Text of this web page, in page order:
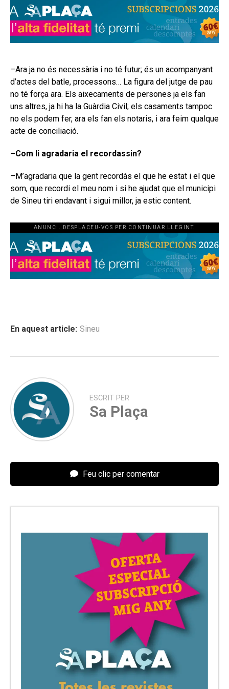
–Ara ja no és necessària i no té futur; és un acompanyant
d’actes del batle, processons… La figura del jutge de pau
no té força ara. Els aixecaments de persones ja els fan
uns altres, ja hi ha la Guàrdia Civil; els casaments tampoc
no els podem fer, ara els fan els notaris, i ara feim qualque
acte de conciliació.
–Com li agradaria el recordassin?
–M’agradaria que la gent recordàs el que he estat i el que
som, que recordi el meu nom i si he ajudat que el municipi
de Sineu tiri endavant i sigui millor, ja estic content.
ANUNCI. DESPLACEU-VOS PER CONTINUAR LLEGINT.
En aquest article: Sineu
ESCRIT PER
Sa Plaça
Feu clic per comentar